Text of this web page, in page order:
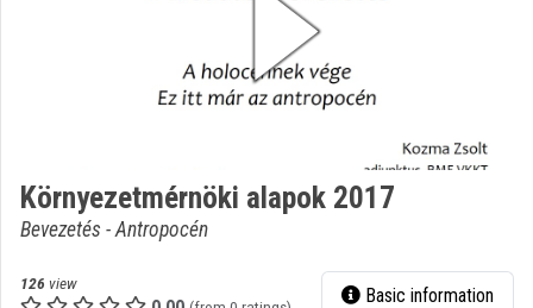
Contributors
Környezetmérnöki alapok 2017
Bevezetés - Antropocén
126 view
Basic information